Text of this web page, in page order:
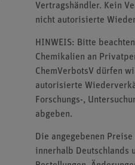
Vertragshändler. Kein
nicht autorisierte
HINWEIS: Bitte
Chemikalien an
ChemVerbotsV dürfen
autorisierte
Forschungs-,
abgeben.
Die angegebenen
innerhalb Deutschlands